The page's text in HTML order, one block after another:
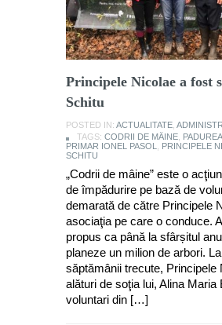
Principele Nicolae a fost
Schitu
POSTED IN: ACTUALITATE
TAGS: CODRII DE MÂINE
PRIMAR IONEL PASOL
PRINCIPELE
SCHITU
„Codrii de mâine” este o
de împădurire pe bază de
demarată de către Principele
asociaţia pe care o conduce.
propus ca până la sfârșitul
planeze un milion de arbori.
săptămânii trecute, Principele
alături de soţia lui, Alina Maria
voluntari din […]